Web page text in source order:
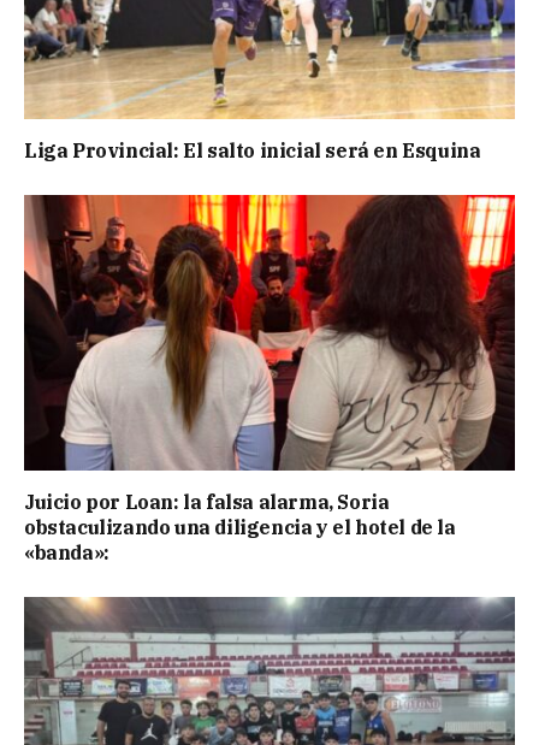
Liga Provincial: El salto inicial será en Esquina
Juicio por Loan: la falsa alarma, Soria
obstaculizando una diligencia y el hotel de la
«banda»: